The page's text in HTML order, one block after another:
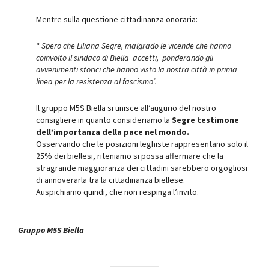
Mentre sulla questione cittadinanza onoraria:
“ Spero che Liliana Segre, malgrado le vicende che hanno
coinvolto il sindaco di Biella accetti, ponderando gli
avvenimenti storici che hanno visto la nostra città in prima
linea per la resistenza al fascismo”.
Il gruppo M5S Biella si unisce all’augurio del nostro
consigliere in quanto consideriamo la Segre testimone
dell’importanza della pace nel mondo.
Osservando che le posizioni leghiste rappresentano solo il
25% dei biellesi, riteniamo si possa affermare che la
stragrande maggioranza dei cittadini sarebbero orgogliosi
di annoverarla tra la cittadinanza biellese.
Auspichiamo quindi, che non respinga l’invito.
Gruppo M5S Biella